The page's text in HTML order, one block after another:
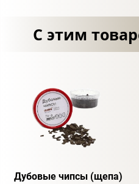
С этим
Дубовые чипсы (щепа)